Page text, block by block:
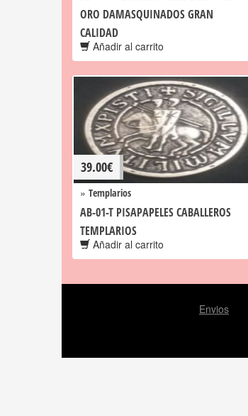
ORO DAMASQUINADOS GRAN
CALIDAD
Añadir al carrito
39.00€
» Templarios
AB-01-T PISAPAPELES CABALLEROS
TEMPLARIOS
Añadir al carrito
Envios